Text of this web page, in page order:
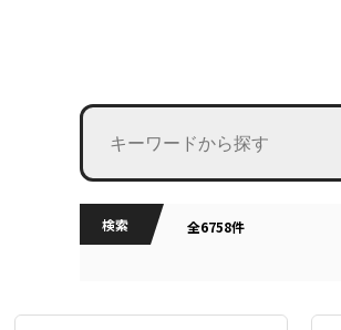
検索 全6758件